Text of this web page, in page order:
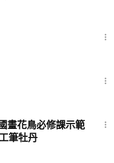
畫花鳥必修課示範
筆牡丹